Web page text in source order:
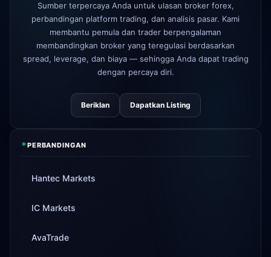
AvaTradekehilangan lisensi
regulasi
3d
Tickmill kecepatan penarikan
sekarang 24 jam
4d
Sumber terpercaya Anda untuk ulasan broker forex,
perbandingan platform trading, dan analisis pasar. Kami
membantu pemula dan trader berpengalaman
membandingkan broker yang teregulasi berdasarkan
spread, leverage, dan biaya — sehingga Anda dapat trading
dengan percaya diri.
Beriklan Dapatkan Listing
*PERBANDINGAN
Hantec Markets
IC Markets
AvaTrade